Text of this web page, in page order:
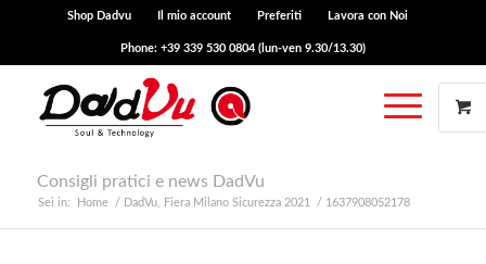
Shop Dadvu Il mio account Preferiti Lavora con Noi
Phone: +39 339 530 0804 (lun-ven 9.30/13.30)
Consigli pratici e news DadVu
Sei in: Home / DadVu, Fiera Milano Sicurezza 2021 / 1637908052178